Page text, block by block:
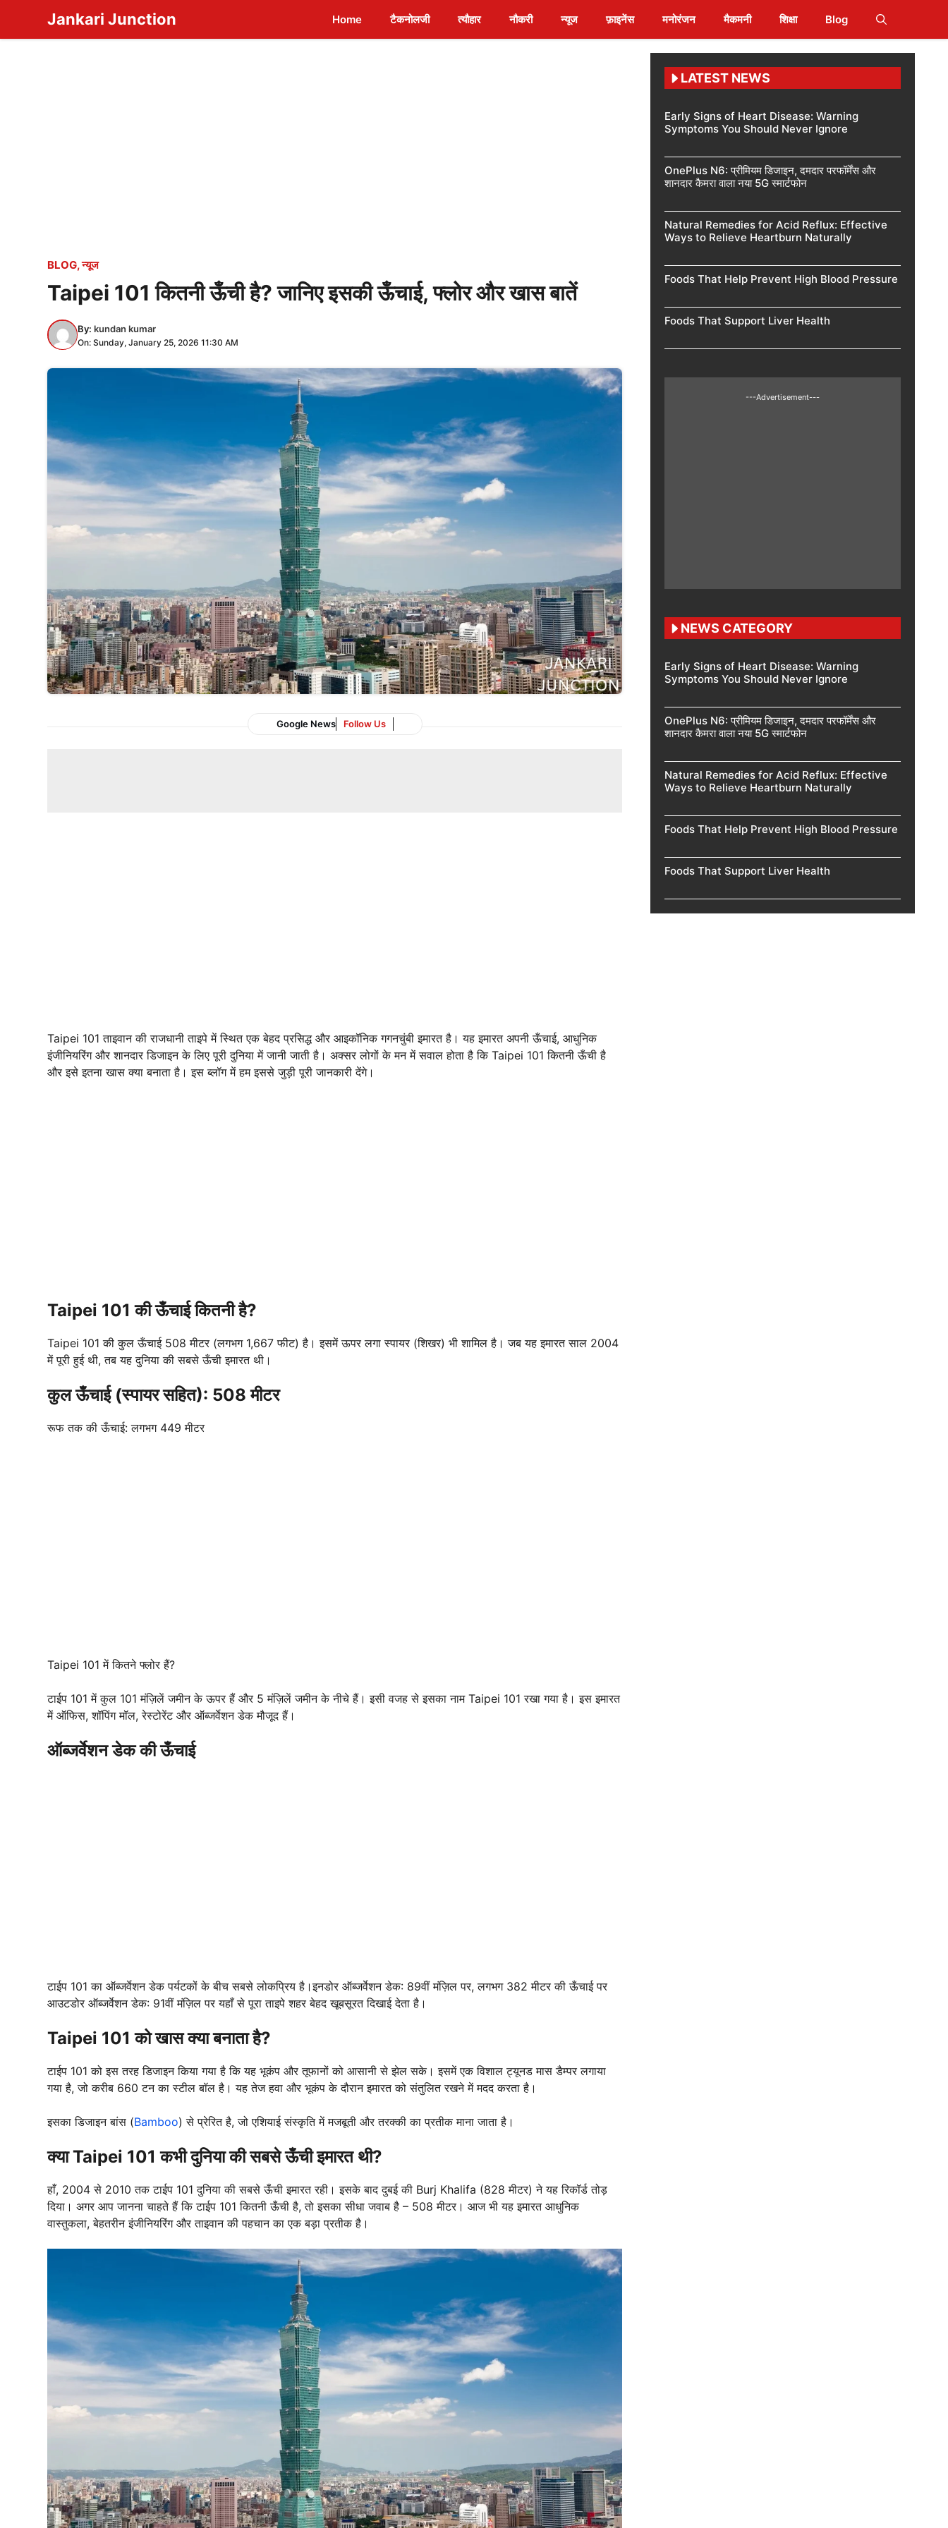
content
Jankari Junction Home टैकनोलजी त्यौहार नौकरी न्यूज फ़ाइनेंस मनोरंजन मैकमनी शिक्षा Blog
BLOG,न्यूज
Taipei 101 कितनी ऊँची है? जानिए इसकी ऊँचाई, फ्लोर और खास बातें
By: kundan kumar
On: Sunday, January 25, 2026 11:30 AM
Google News Follow Us
Taipei 101 ताइवान की राजधानी ताइपे में स्थित एक बेहद प्रसिद्ध और आइकॉनिक गगनचुंबी इमारत है। यह इमारत अपनी ऊँचाई, आधुनिक
इंजीनियरिंग और शानदार डिजाइन के लिए पूरी दुनिया में जानी जाती है। अक्सर लोगों के मन में सवाल होता है कि Taipei 101 कितनी ऊँची है
और इसे इतना खास क्या बनाता है। इस ब्लॉग में हम इससे जुड़ी पूरी जानकारी देंगे।
Taipei 101 की ऊँचाई कितनी है?
Taipei 101 की कुल ऊँचाई 508 मीटर (लगभग 1,667 फीट) है। इसमें ऊपर लगा स्पायर (शिखर) भी शामिल है। जब यह इमारत साल 2004
में पूरी हुई थी, तब यह दुनिया की सबसे ऊँची इमारत थी।
कुल ऊँचाई (स्पायर सहित): 508 मीटर
रूफ तक की ऊँचाई: लगभग 449 मीटर
Taipei 101 में कितने फ्लोर हैं?
टाईप 101 में कुल 101 मंज़िलें जमीन के ऊपर हैं और 5 मंज़िलें जमीन के नीचे हैं। इसी वजह से इसका नाम Taipei 101 रखा गया है। इस इमारत
में ऑफिस, शॉपिंग मॉल, रेस्टोरेंट और ऑब्जर्वेशन डेक मौजूद हैं।
ऑब्जर्वेशन डेक की ऊँचाई
टाईप 101 का ऑब्जर्वेशन डेक पर्यटकों के बीच सबसे लोकप्रिय है।इनडोर ऑब्जर्वेशन डेक: 89वीं मंज़िल पर, लगभग 382 मीटर की ऊँचाई पर
आउटडोर ऑब्जर्वेशन डेक: 91वीं मंज़िल पर यहाँ से पूरा ताइपे शहर बेहद खूबसूरत दिखाई देता है।
Taipei 101 को खास क्या बनाता है?
टाईप 101 को इस तरह डिजाइन किया गया है कि यह भूकंप और तूफानों को आसानी से झेल सके। इसमें एक विशाल ट्यूनड मास डैम्पर लगाया
गया है, जो करीब 660 टन का स्टील बॉल है। यह तेज हवा और भूकंप के दौरान इमारत को संतुलित रखने में मदद करता है।
इसका डिजाइन बांस (Bamboo) से प्रेरित है, जो एशियाई संस्कृति में मजबूती और तरक्की का प्रतीक माना जाता है।
क्या Taipei 101 कभी दुनिया की सबसे ऊँची इमारत थी?
हाँ, 2004 से 2010 तक टाईप 101 दुनिया की सबसे ऊँची इमारत रही। इसके बाद दुबई की Burj Khalifa (828 मीटर) ने यह रिकॉर्ड तोड़
दिया। अगर आप जानना चाहते हैं कि टाईप 101 कितनी ऊँची है, तो इसका सीधा जवाब है – 508 मीटर। आज भी यह इमारत आधुनिक
वास्तुकला, बेहतरीन इंजीनियरिंग और ताइवान की पहचान का एक बड़ा प्रतीक है।
LATEST NEWS
Early Signs of Heart Disease: Warning
Symptoms You Should Never Ignore
OnePlus N6: प्रीमियम डिजाइन, दमदार परफॉर्मेंस और
शानदार कैमरा वाला नया 5G स्मार्टफोन
Natural Remedies for Acid Reflux: Effective
Ways to Relieve Heartburn Naturally
Foods That Help Prevent High Blood Pressure
Foods That Support Liver Health
---Advertisement---
NEWS CATEGORY
Early Signs of Heart Disease: Warning
Symptoms You Should Never Ignore
OnePlus N6: प्रीमियम डिजाइन, दमदार परफॉर्मेंस और
शानदार कैमरा वाला नया 5G स्मार्टफोन
Natural Remedies for Acid Reflux: Effective
Ways to Relieve Heartburn Naturally
Foods That Help Prevent High Blood Pressure
Foods That Support Liver Health